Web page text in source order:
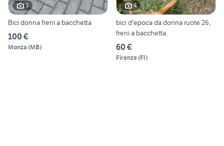
3
Bici donna freni a bacchetta
100 €
Monza (MB)
4
bici d'epoca da donna ruote 26,
freni a bacchetta.
60 €
Firenze(FI)